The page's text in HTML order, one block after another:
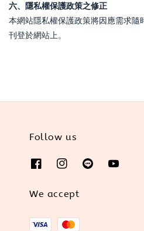
六、隱私權保護政策之修正
本網站隱私權保護政策將因應需求隨
刊登於網站上。
Follow us
We accept